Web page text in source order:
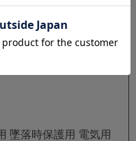
墜落時保護用 電気用